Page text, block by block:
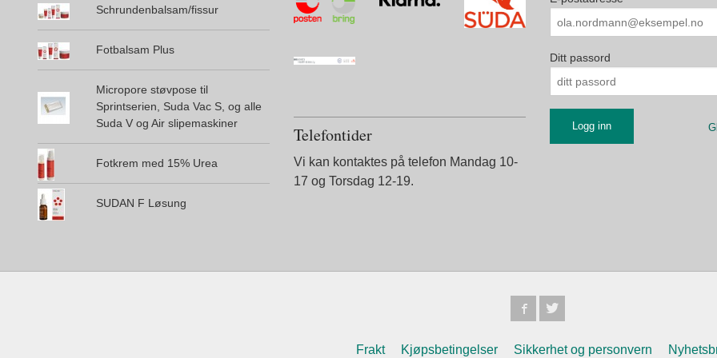
Schrundenbalsam/fissur
Fotbalsam Plus
Micropore støvpose til
Sprintserien, Suda Vac S, og alle
Suda V og Air slipemaskiner
Fotkrem med 15% Urea
SUDAN F Løsung
Telefontider
Vi kan kontaktes på telefon Mandag 10-
17 og Torsdag 12-19.
Ditt passord
Frakt Kjøpsbetingelser Sikkerhet og personvern